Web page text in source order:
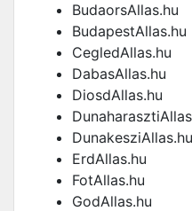
BudaorsAllas.hu
BudapestAllas.hu
CegledAllas.hu
DabasAllas.hu
DiosdAllas.hu
DunakesziAllas.hu
ErdAllas.hu
FotAllas.hu
GodAllas.hu